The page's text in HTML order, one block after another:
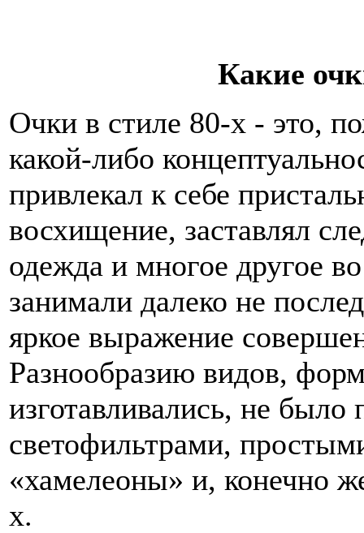
Какие
Очки в стиле 80-х - это,
какой-либо
привлекал к себе
восхищение, заставлял
одежда и многое другое
занимали далеко не
яркое выражение
Разнообразию видов,
изготавливались, не
светофильтрами,
«хамелеоны» и, конечно
х.